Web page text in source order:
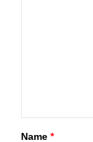
Name *